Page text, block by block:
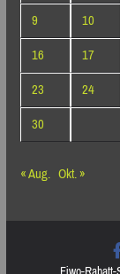
9
10
16
17
23
24
30
« Aug. Okt. »